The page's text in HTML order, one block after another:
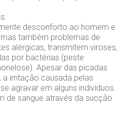
desconforto ao homem e
também problemas de
alérgicas, transmitem viroses,
por bactérias (peste
Apesar das picadas
a irritação causada pelas
agravar em alguns indivíduos.
de sangue através da sucção